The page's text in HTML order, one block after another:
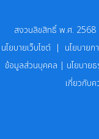
สงวนลิขสิทธิ์ พ.ศ.
นโยบายเว็บไซต์ | นโยบาย
ข้อมูลส่วนบุคคล | นโยบาย
เกี่ยวกับ